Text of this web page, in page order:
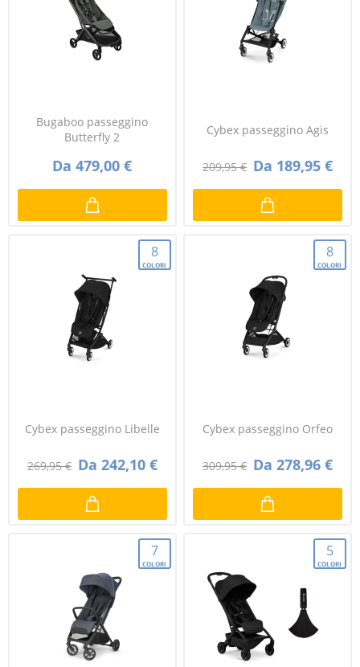
Bugaboo passeggino
Butterfly 2
Da 479,00 €
Cybex passeggino Agis
209,95 € Da 189,95 €
8
COLORI
Cybex passeggino Libelle
269,95 € Da 242,10 €
8
COLORI
Cybex passeggino Orfeo
309,95 € Da 278,96 €
7
COLORI
5
COLORI